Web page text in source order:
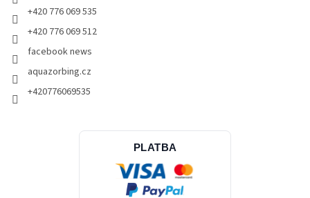
+420 776 069 535
+420 776 069 512
facebook news
aquazorbing.cz
+420776069535
PLATBA